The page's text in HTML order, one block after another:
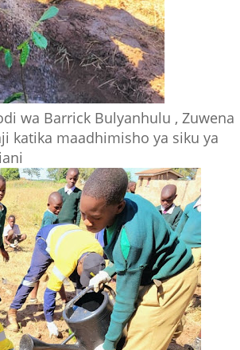
wa Barrick Bulyanhulu , Zuwena
katika maadhimisho ya siku ya